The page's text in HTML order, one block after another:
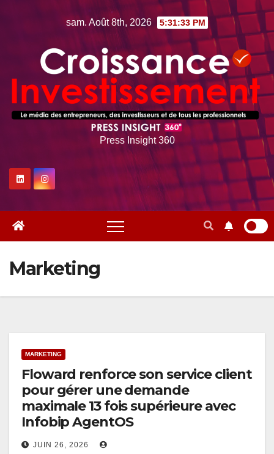
sam. Août 8th, 2026 5:31:34 PM
Press Insight 360
Marketing
MARKETING
Floward renforce son service client
pour gérer une demande
maximale 13 fois supérieure avec
Infobip AgentOS
JUIN 26, 2026